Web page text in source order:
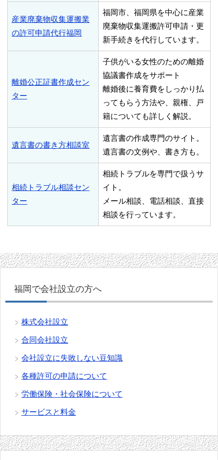
産業廃棄物収集運搬業
の許可申請代行福岡
福岡市、福岡県を中心に産業
廃棄物収集運搬許可申請・更
新手続きを代行しています。
離婚公正証書作成セン
ター
子供がいる女性のための離婚
協議書作成をサポート
離婚後に養育費をしっかり払
ってもらう方法や、親権、戸
籍についても詳しく解説。
遺言書の書き方相談室
遺言書の作成専門のサイト。
遺言書の文例や、書き方も。
相続トラブル相談セン
ター
相続トラブルを専門で扱うサ
イト。
メール相談、電話相談、直接
相談を行っています。
福岡で会社設立の方へ
株式会社設立
合同会社設立
会社設立に失敗しない豆知識
各種許可の申請について
労働保険・社会保険について
サービスと料金